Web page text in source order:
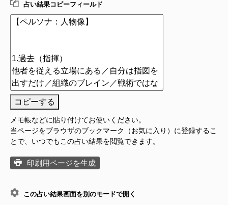
占い結果コピーフィールド
コピーする
メモ帳などに貼り付けてお使いください。
当ページをブラウザのブックマーク（お気に入り）に登録するこ
とで、いつでもこの占い結果を閲覧できます。
印刷用ページを生成
この占い結果画面を別のモードで開く